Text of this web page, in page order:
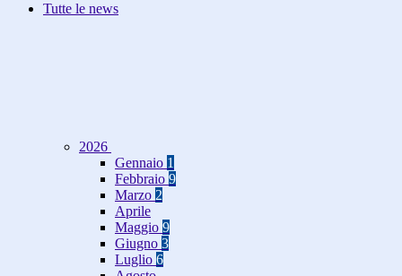
Tutte le news
2026
Gennaio 1
Febbraio 9
Marzo 2
Aprile
Maggio 9
Giugno 3
Luglio 6